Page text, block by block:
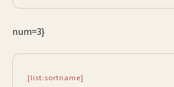
num=3}
[list:sortname]